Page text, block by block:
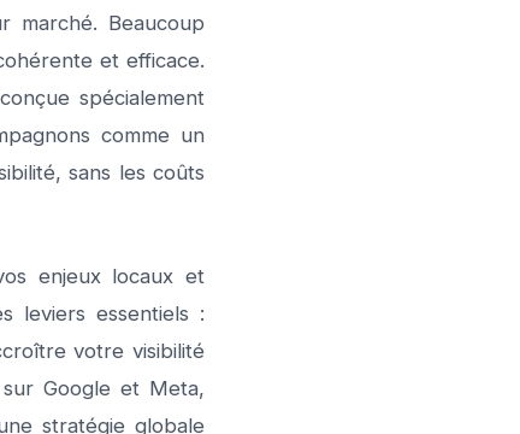
marché. Beaucoup
et efficace.
spécialement
comme un
sans les coûts
enjeux locaux et
leviers essentiels :
votre visibilité
Google et Meta,
stratégie globale